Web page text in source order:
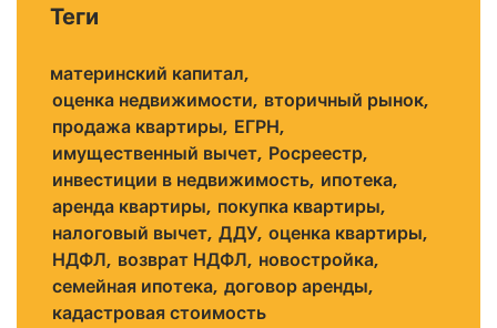
Теги
материнский капитал
оценка недвижимости вторичный рынок
продажа квартиры ЕГРН
имущественный вычет Росреестр
инвестиции в недвижимость ипотека
аренда квартиры покупка квартиры
налоговый вычет ДДУ оценка квартиры
НДФЛ возврат НДФЛ новостройка
семейная ипотека договор аренды
кадастровая стоимость